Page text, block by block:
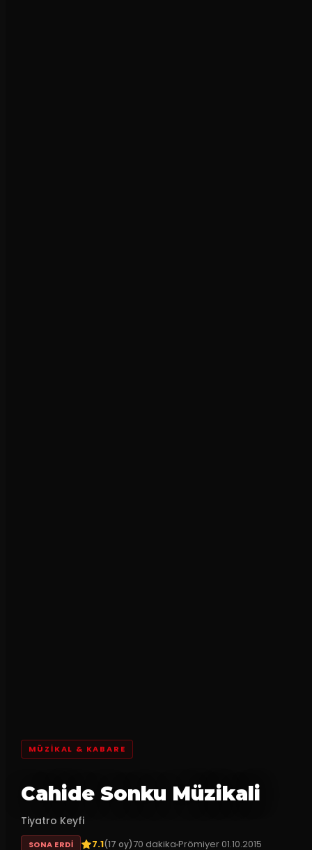
MÜZIKAL & KABARE
Cahide Sonku Müzikali
Tiyatro Keyfi
SONA ERDI 7.1(17 oy)70 dakikaPrömiyer 01.10.2015